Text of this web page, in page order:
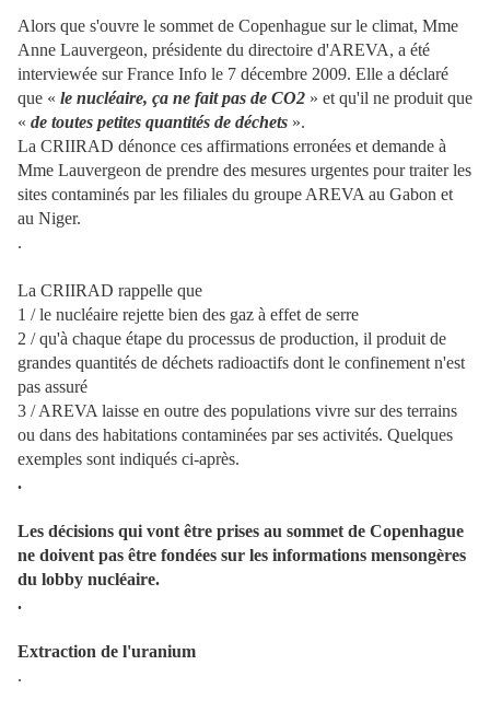
Alors que s'ouvre le sommet de Copenhague sur le climat, Mme
Anne Lauvergeon, présidente du directoire d'AREVA, a été
interviewée sur France Info le 7 décembre 2009. Elle a déclaré
que « le nucléaire, ça ne fait pas de CO2 » et qu'il ne produit que
« de toutes petites quantités de déchets ».
La CRIIRAD dénonce ces affirmations erronées et demande à
Mme Lauvergeon de prendre des mesures urgentes pour traiter les
sites contaminés par les filiales du groupe AREVA au Gabon et
au Niger.
.
La CRIIRAD rappelle que
1 / le nucléaire rejette bien des gaz à effet de serre
2 / qu'à chaque étape du processus de production, il produit de
grandes quantités de déchets radioactifs dont le confinement n'est
pas assuré
3 / AREVA laisse en outre des populations vivre sur des terrains
ou dans des habitations contaminées par ses activités. Quelques
exemples sont indiqués ci-après.
.
Les décisions qui vont être prises au sommet de Copenhague
ne doivent pas être fondées sur les informations mensongères
du lobby nucléaire.
.
Extraction de l'uranium
.